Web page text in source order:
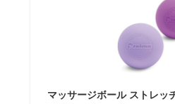
マッサージボール ストレッ